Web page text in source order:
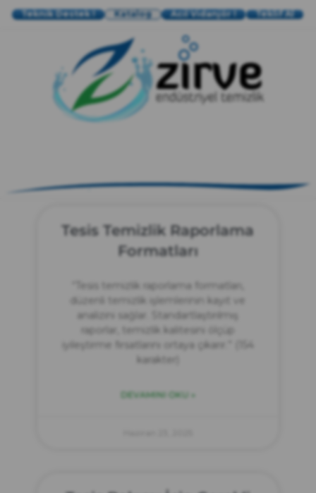
Teknik Destek ! Katalog Acil Vidanjör ! Teklif Al
Tesis Temizlik Raporlama
Formatları
“Tesis temizlik raporlama formatları,
düzenli temizlik işlemlerinin kayıt ve
analizini sağlar. Standartlaştırılmış
raporlar, temizlik kalitesini ölçüp
iyileştirme fırsatlarını ortaya çıkarır.” (154
karakter)
DEVAMINI OKU »